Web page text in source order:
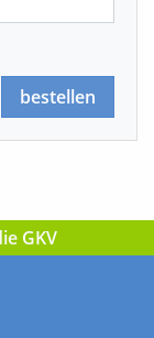
bestellen
GKV